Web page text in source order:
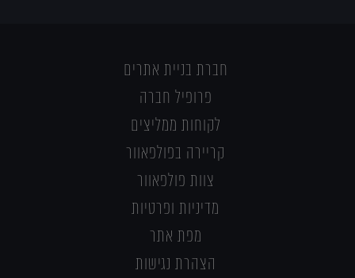
חברת בניית אתרים
פרופיל חברה
לקוחות ממליצים
קריירה בפולפאוור
צוות פולפאוור
מדיניות ופרטיות
מפת אתר
הצהרת נגישות